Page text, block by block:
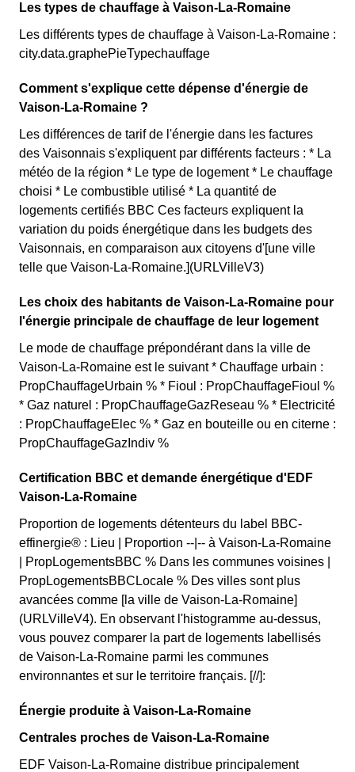
Les types de chauffage à Vaison-La-Romaine
Les différents types de chauffage à Vaison-La-Romaine :
city.data.graphePieTypechauffage
Comment s'explique cette dépense d'énergie de
Vaison-La-Romaine ?
Les différences de tarif de l'énergie dans les factures
des Vaisonnais s'expliquent par différents facteurs : * La
météo de la région * Le type de logement * Le chauffage
choisi * Le combustible utilisé * La quantité de
logements certifiés BBC Ces facteurs expliquent la
variation du poids énergétique dans les budgets des
Vaisonnais, en comparaison aux citoyens d'[une ville
telle que Vaison-La-Romaine.](URLVilleV3)
Les choix des habitants de Vaison-La-Romaine pour
l'énergie principale de chauffage de leur logement
Le mode de chauffage prépondérant dans la ville de
Vaison-La-Romaine est le suivant * Chauffage urbain :
PropChauffageUrbain % * Fioul : PropChauffageFioul %
* Gaz naturel : PropChauffageGazReseau % * Electricité
: PropChauffageElec % * Gaz en bouteille ou en citerne :
PropChauffageGazIndiv %
Certification BBC et demande énergétique d'EDF
Vaison-La-Romaine
Proportion de logements détenteurs du label BBC-
effinergie® : Lieu | Proportion --|-- à Vaison-La-Romaine
| PropLogementsBBC % Dans les communes voisines |
PropLogementsBBCLocale % Des villes sont plus
avancées comme [la ville de Vaison-La-Romaine]
(URLVilleV4). En observant l'histogramme au-dessus,
vous pouvez comparer la part de logements labellisés
de Vaison-La-Romaine parmi les communes
environnantes et sur le territoire français. [//]:
Énergie produite à Vaison-La-Romaine
Centrales proches de Vaison-La-Romaine
EDF Vaison-La-Romaine distribue principalement